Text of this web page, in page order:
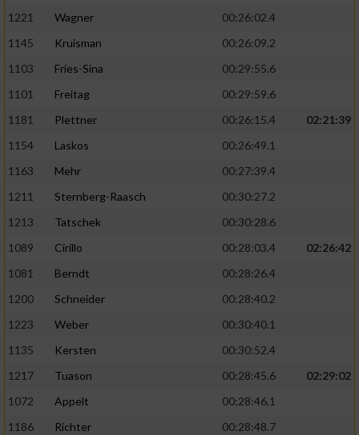
1221
Wagner
00:26:02.4
1145
Kruisman
00:26:09.2
1103
Fries-Sina
00:29:55.6
1101
Freitag
00:29:59.6
1181
Plettner 00:26:15.4
02:21:39
1154
Laskos
00:26:49.1
1163
Mehr
00:27:39.4
1211
Sternberg-Raasch
00:30:27.2
1213
Tatschek
00:30:28.6
1089
Cirillo 00:28:03.4
02:26:42
1081
Berndt
00:28:26.4
1200
Schneider
00:28:40.2
1223
Weber
00:30:40.1
1135
Kersten
00:30:52.4
1217
Tuason 00:28:45.6
02:29:02
1072
Appelt
00:28:46.1
1186
Richter
00:28:48.7